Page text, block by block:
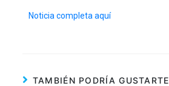
Noticia completa aquí
TAMBIÉN PODRÍA GUSTARTE